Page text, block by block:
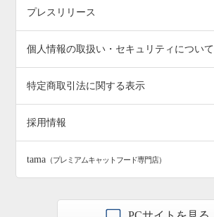
プレスリリース
個人情報の取扱い・セキュリティについて
特定商取引法に関する表示
採用情報
tama （プレミアムキャットフード専門店）